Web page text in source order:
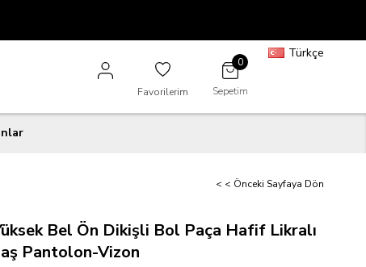
Türkçe
Sepetim
0
Favorilerim
< < Önceki Sayfaya Dön
Bel Ön Dikişli Bol Paça Hafif Likralı
Pantolon-Vizon